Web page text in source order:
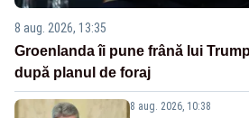
8 aug. 2026, 13:35
Groenlanda îi pune frână lui
după planul de foraj
8 aug. 2026, 10:38